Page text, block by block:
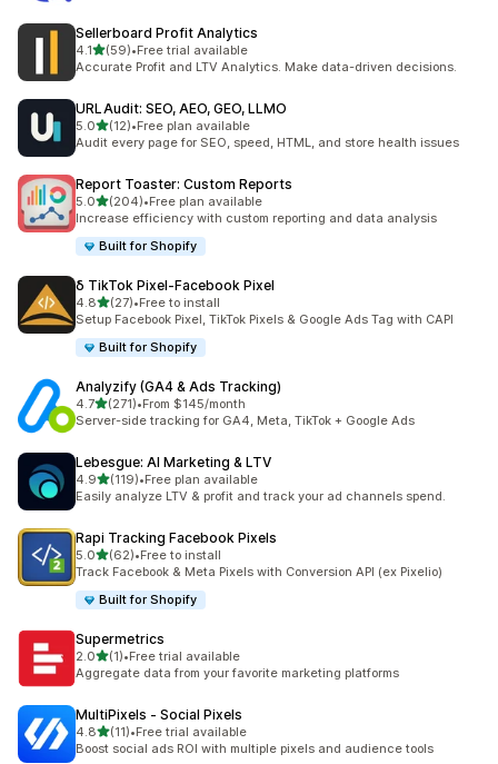
Sellerboard Profit Analytics
4.1滿分 5 顆星
(59)
共有 59 則評價
•Free trial available
Accurate Profit and LTV Analytics. Make data-driven decisions.
URLAudit: SEO, AEO, GEO, LLMO
5.0滿分 5 顆星
(12)
共有 12 則評價
•Free plan available
Audit every page for SEO, speed, HTML, and store health issues
Report Toaster: Custom Reports
5.0滿分 5 顆星
(204)
共有 204 則評價
•Free plan available
Increase efficiency with custom reporting and data analysis
Built for Shopify
δ TikTok Pixel‑Facebook Pixel
4.8滿分 5 顆星
(27)
共有 27 則評價
•Free to install
Setup Facebook Pixel, TikTok Pixels & Google Ads Tag with CAPI
Built for Shopify
Analyzify (GA4 & Ads Tracking)
4.7滿分 5 顆星
(271)
共有 271 則評價
•From $145/month
Server-side tracking for GA4, Meta, TikTok + Google Ads
Lebesgue: AI Marketing & LTV
4.9滿分 5 顆星
(119)
共有 119 則評價
•Free plan available
Easily analyze LTV & profit and track your ad channels spend.
Rapi Tracking Facebook Pixels
5.0滿分 5 顆星
(62)
共有 62 則評價
•Free to install
Track Facebook & Meta Pixels with Conversion API (ex Pixelio)
Built for Shopify
Supermetrics
2.0滿分 5 顆星
(1)
共有 1 則評價
•Free trial available
Aggregate data from your favorite marketing platforms
MultiPixels ‑ Social Pixels
4.8滿分 5 顆星
(11)
共有 11 則評價
•Free trial available
Boost social ads ROI with multiple pixels and audience tools